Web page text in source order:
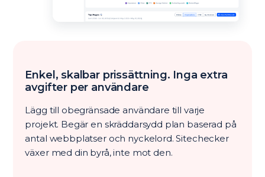
Enkel, skalbar prissättning. Inga extra
avgifter per användare
Lägg till obegränsade användare till varje
projekt. Begär en skräddarsydd plan baserad på
antal webbplatser och nyckelord. Sitechecker
växer med din byrå, inte mot den.